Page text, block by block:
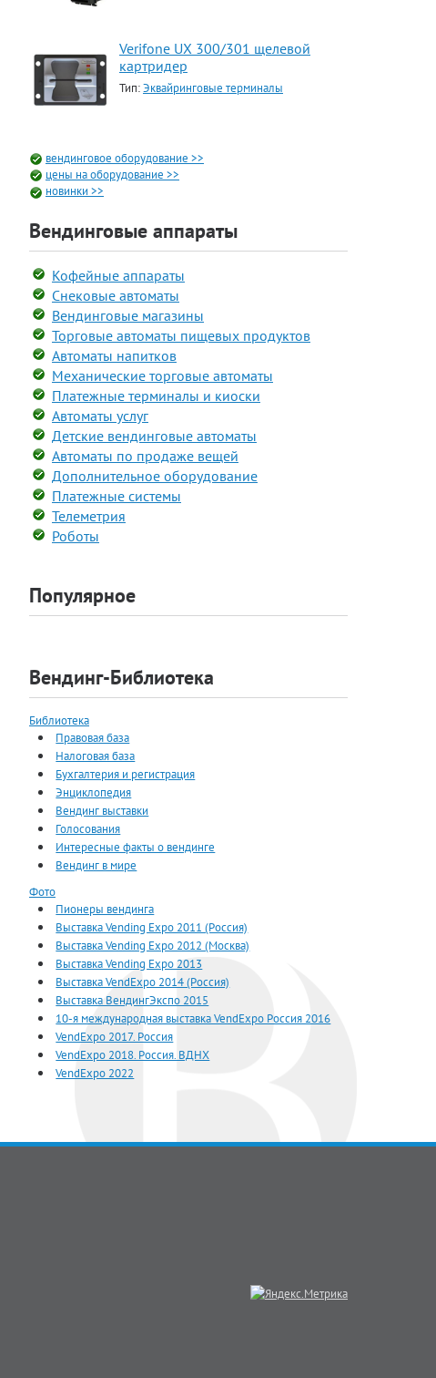
Verifone UX 300/301 щелевой
картридер
Тип:Эквайринговые терминалы
вендинговое оборудование >>
цены на оборудование >>
новинки >>
Вендинговые аппараты
Кофейные аппараты
Снековые автоматы
Вендинговые магазины
Торговые автоматы пищевых продуктов
Автоматы напитков
Механические торговые автоматы
Платежные терминалы и киоски
Автоматы услуг
Детские вендинговые автоматы
Автоматы по продаже вещей
Дополнительное оборудование
Платежные системы
Телеметрия
Роботы
Популярное
Вендинг-Библиотека
Библиотека
Правовая база
Налоговая база
Бухгалтерия и регистрация
Энциклопедия
Вендинг выставки
Голосования
Интересные факты о вендинге
Вендинг в мире
Фото
Пионеры вендинга
Выставка Vending Expo 2011 (Россия)
Выставка Vending Expo 2012 (Москва)
Выставка Vending Expo 2013
Выставка VendExpo 2014 (Россия)
Выставка ВендингЭкспо 2015
10-я международная выставка VendExpo Россия 2016
VendExpo 2017. Россия
VendExpo 2018. Россия. ВДНХ
VendExpo 2022